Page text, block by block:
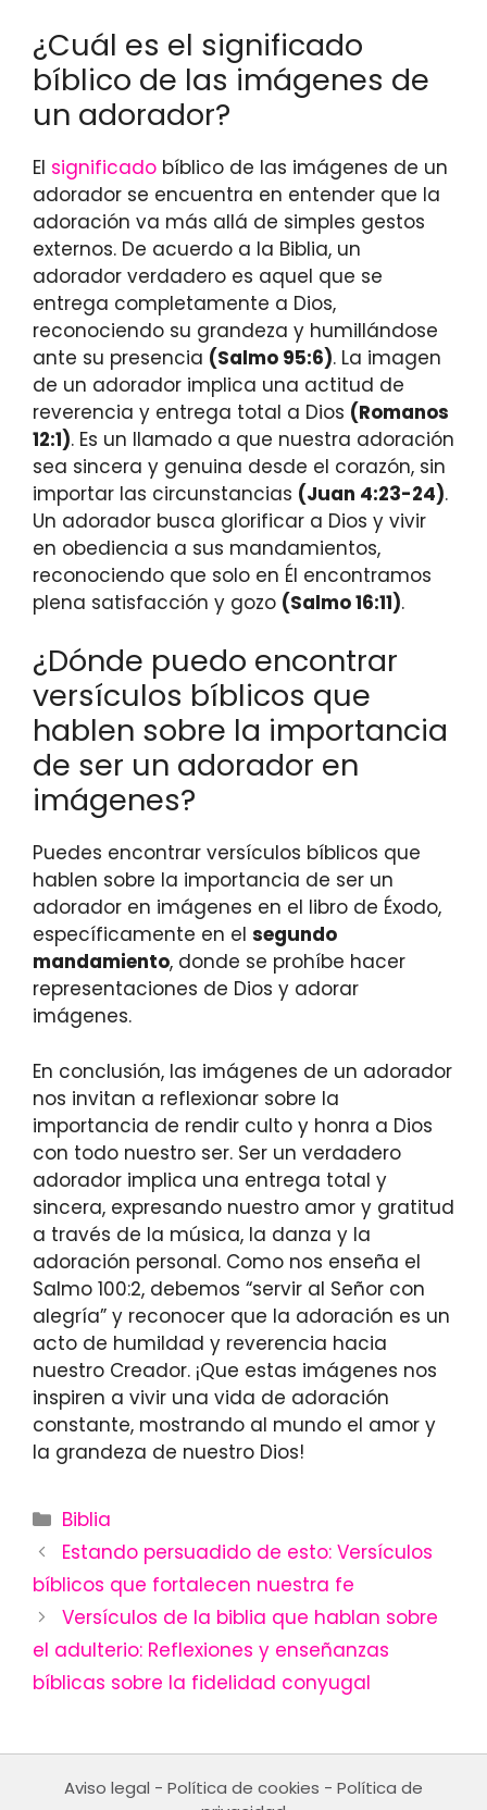
¿Cuál es el significado
bíblico de las imágenes de
un adorador?
El significado bíblico de las imágenes de un
adorador se encuentra en entender que la
adoración va más allá de simples gestos
externos. De acuerdo a la Biblia, un
adorador verdadero es aquel que se
entrega completamente a Dios,
reconociendo su grandeza y humillándose
ante su presencia (Salmo 95:6). La imagen
de un adorador implica una actitud de
reverencia y entrega total a Dios (Romanos
12:1). Es un llamado a que nuestra adoración
sea sincera y genuina desde el corazón, sin
importar las circunstancias (Juan 4:23-24).
Un adorador busca glorificar a Dios y vivir
en obediencia a sus mandamientos,
reconociendo que solo en Él encontramos
plena satisfacción y gozo (Salmo 16:11).
¿Dónde puedo encontrar
versículos bíblicos que
hablen sobre la importancia
de ser un adorador en
imágenes?
Puedes encontrar versículos bíblicos que
hablen sobre la importancia de ser un
adorador en imágenes en el libro de Éxodo,
específicamente en el segundo
mandamiento, donde se prohíbe hacer
representaciones de Dios y adorar
imágenes.
En conclusión, las imágenes de un adorador
nos invitan a reflexionar sobre la
importancia de rendir culto y honra a Dios
con todo nuestro ser. Ser un verdadero
adorador implica una entrega total y
sincera, expresando nuestro amor y gratitud
a través de la música, la danza y la
adoración personal. Como nos enseña el
Salmo 100:2, debemos “servir al Señor con
alegría” y reconocer que la adoración es un
acto de humildad y reverencia hacia
nuestro Creador. ¡Que estas imágenes nos
inspiren a vivir una vida de adoración
constante, mostrando al mundo el amor y
la grandeza de nuestro Dios!
Categories
Biblia
Estando persuadido de esto: Versículos
bíblicos que fortalecen nuestra fe
Versículos de la biblia que hablan sobre
el adulterio: Reflexiones y enseñanzas
bíblicas sobre la fidelidad conyugal
Aviso legal - Política de cookies - Política de